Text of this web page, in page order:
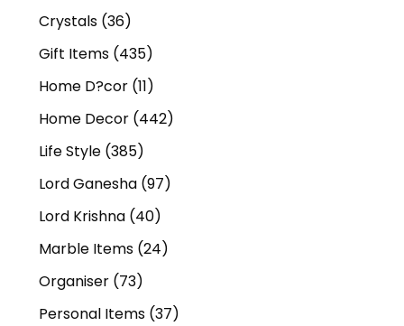
Crystals (36)
Gift Items (435)
Home D?cor (11)
Home Decor (442)
Life Style (385)
Lord Ganesha (97)
Lord Krishna (40)
Marble Items (24)
Organiser (73)
Personal Items (37)